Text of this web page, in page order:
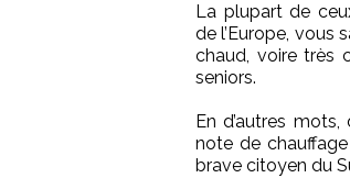
La plupart de
de l’Europe, vous
chaud, voire très
seniors.
En d’autres
note de
brave citoyen du